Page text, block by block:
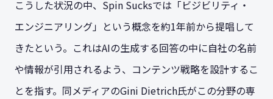
こうした状況の中、Spin Sucksでは「ビジビリティ・
エンジニアリング」という概念を約1年前から提唱して
きたという。これはAIの生成する回答の中に自社の名前
や情報が引用されるよう、コンテンツ戦略を設計するこ
とを指す。同メディアのGini Dietrich氏がこの分野の専